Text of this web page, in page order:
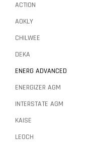
ACTION
AOKLY
CHILWEE
DEKA
ENERG ADVANCED
ENERGIZER AGM
INTERSTATE AGM
KAISE
LEOCH